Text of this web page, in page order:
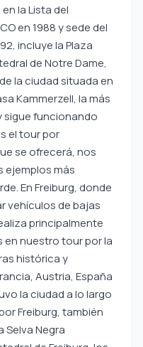
la Lista del
en 1988 y sede del
incluye la Plaza
de Notre Dame,
la ciudad situada en
Kammerzell, la más
sigue funcionando
el tour por
se ofrecerá, nos
ejemplos más
En Freiburg, donde
vehículos de bajas
principalmente
en nuestro tour por la
histórica y
Austria, España
la ciudad a lo largo
Freiburg, también
Negra